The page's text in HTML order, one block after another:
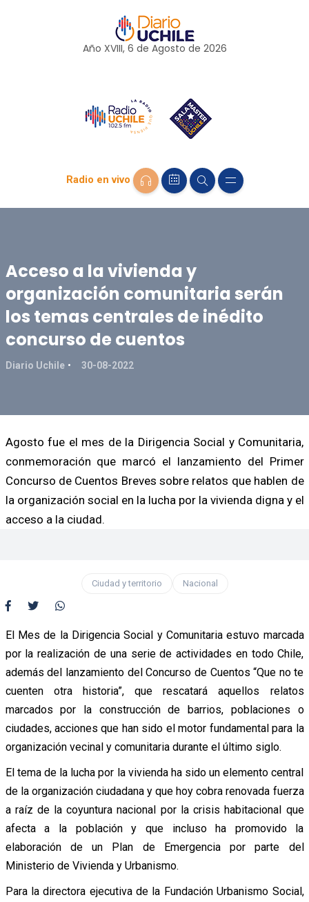
Año XVIII, 6 de Agosto de 2026
Radio en vivo
Acceso a la vivienda y
organización comunitaria serán
los temas centrales de inédito
concurso de cuentos
Diario Uchile 30-08-2022
Agosto fue el mes de la Dirigencia Social y Comunitaria,
conmemoración que marcó el lanzamiento del Primer
Concurso de Cuentos Breves sobre relatos que hablen de
la organización social en la lucha por la vivienda digna y el
acceso a la ciudad.
Ciudad y territorio Nacional
El Mes de la Dirigencia Social y Comunitaria estuvo marcada
por la realización de una serie de actividades en todo Chile,
además del lanzamiento del Concurso de Cuentos “Que no te
cuenten otra historia”, que rescatará aquellos relatos
marcados por la construcción de barrios, poblaciones o
ciudades, acciones que han sido el motor fundamental para la
organización vecinal y comunitaria durante el último siglo.
El tema de la lucha por la vivienda ha sido un elemento central
de la organización ciudadana y que hoy cobra renovada fuerza
a raíz de la coyuntura nacional por la crisis habitacional que
afecta a la población y que incluso ha promovido la
elaboración de un Plan de Emergencia por parte del
Ministerio de Vivienda y Urbanismo.
Para la directora ejecutiva de la Fundación Urbanismo Social,